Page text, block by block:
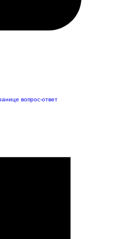
вопрос-ответ